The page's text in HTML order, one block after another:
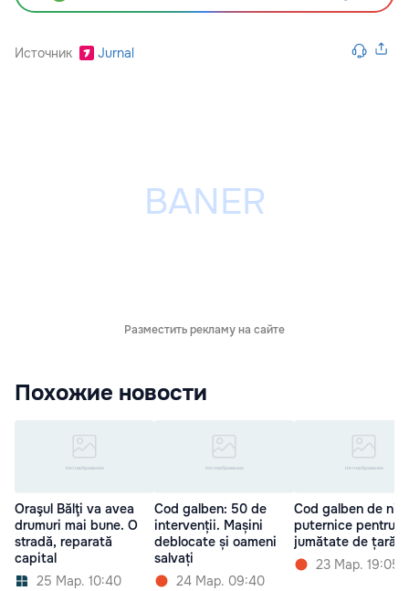
Источник Jurnal
Разместить рекламу на сайте
Похожие новости
Oraşul Bălţi va avea
drumuri mai bune. O
stradă, reparată
capital
25 Мар. 10:40
Cod galben: 50 de
intervenții. Mașini
deblocate și oameni
salvați
24 Мар. 09:40
Cod galben de
puternice pentru
jumătate de țară
23 Мар. 19:05